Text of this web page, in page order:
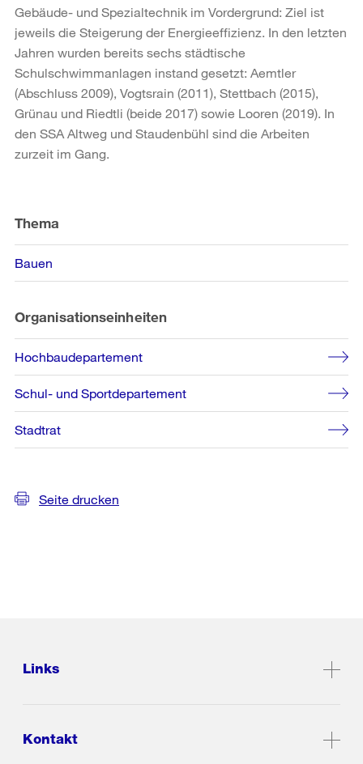
Gebäude- und Spezialtechnik im Vordergrund: Ziel ist
jeweils die Steigerung der Energieeffizienz. In den letzten
Jahren wurden bereits sechs städtische
Schulschwimmanlagen instand gesetzt: Aemtler
(Abschluss 2009), Vogtsrain (2011), Stettbach (2015),
Grünau und Riedtli (beide 2017) sowie Looren (2019). In
den SSA Altweg und Staudenbühl sind die Arbeiten
zurzeit im Gang.
Informationen
Thema
Bauen
Organisationseinheiten
Hochbaudepartement
Schul- und Sportdepartement
Stadtrat
Seite drucken
Links
Kontakt